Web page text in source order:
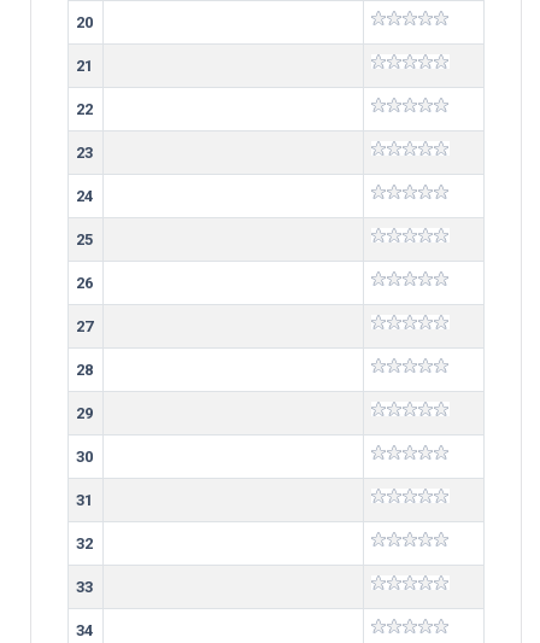
20
21
22
23
24
25
26
27
28
29
30
31
32
33
34